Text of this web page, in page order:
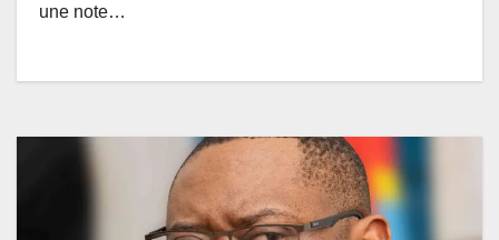
une note…